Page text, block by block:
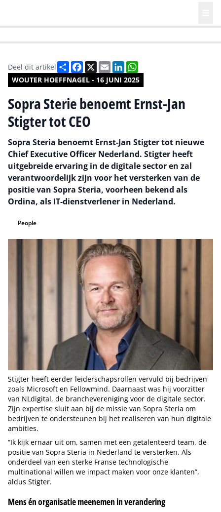
WOUTER HOEFFNAGEL - 16 JUNI 2025
Deel dit artikel DeelFacebook
X EmailLinkedIn
Sopra Sterie benoemt Ernst-Jan
Stigter tot CEO
Sopra Steria benoemt Ernst-Jan Stigter tot nieuwe
Chief Executive Officer Nederland. Stigter heeft
uitgebreide ervaring in de digitale sector en zal
verantwoordelijk zijn voor het versterken van de
positie van Sopra Steria, voorheen bekend als
Ordina, als IT-dienstverlener in Nederland.
People
Stigter heeft eerder leiderschapsrollen vervuld bij bedrijven
zoals Microsoft en Fellowmind. Daarnaast was hij voorzitter
van NLdigital, de branchevereniging voor de digitale sector.
Zijn expertise sluit aan bij de missie van Sopra Steria om
bedrijven te ondersteunen bij het realiseren van hun digitale
ambities.
“Ik kijk ernaar uit om, samen met een getalenteerd team, de
positie van Sopra Steria in Nederland te versterken. Als
onderdeel van een sterke Franse technologische
multinational willen we impact maken voor onze klanten”,
aldus Stigter.
Mens én organisatie meenemen in verandering